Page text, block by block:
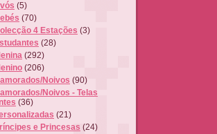
(5)
(70)
4 Estações (3)
(28)
(292)
(206)
Noivos (90)
Noivos - Telas
(36)
(21)
e Princesas (24)